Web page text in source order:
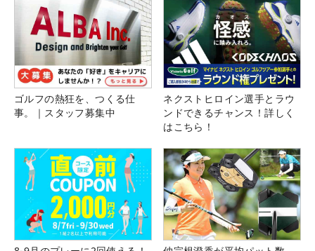
ゴルフの熱狂を、つくる仕
事。｜スタッフ募集中
ネクストヒロイン選手とラウ
ンドできるチャンス！詳しく
はこちら！